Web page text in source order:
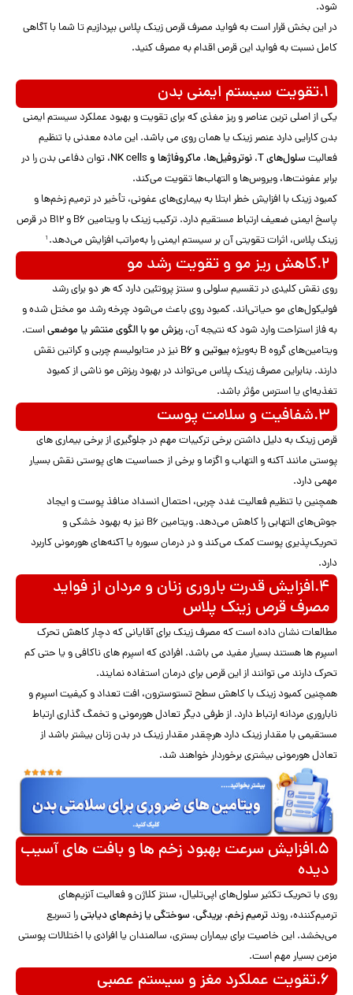
شود.
در این بخش قرار است به فواید مصرف قرص زینک پلاس بپردازیم تا شما با آگاهی
کامل نسبت به فواید این قرص اقدام به مصرف کنید.
۱.تقویت سیستم ایمنی بدن
یکی از اصلی ترین عناصر و ریز مغذی که برای تقویت و بهبود عملکرد سیستم ایمنی
بدن کارایی دارد عنصر زینک یا همان روی می باشد. این ماده معدنی با تنظیم
فعالیتسلول‌های T، نوتروفیل‌ها، ماکروفاژها و NK cells
، توان دفاعی بدن را در
برابر عفونت‌ها، ویروس‌ها و التهاب‌ها تقویت می‌کند.
کمبود زینک با افزایش خطر ابتلا به بیماری‌های عفونی، تأخیر در ترمیم زخم‌ها و
پاسخ ایمنی ضعیف ارتباط مستقیم دارد. ترکیب زینک با ویتامین B6 و B12 در قرص
زینک پلاس، اثرات تقویتی آن بر سیستم ایمنی را به‌مراتب افزایش می‌دهد.¹
۲.کاهش ریز مو و تقویت رشد مو
روی نقش کلیدی در تقسیم سلولی و سنتز پروتئین دارد که هر دو برای رشد
فولیکول‌های مو حیاتی‌اند. کمبود روی باعث می‌شود چرخه رشد مو مختل شده و
به فاز استراحت وارد شود که نتیجه آن، ریزش مو با الگوی منتشر یا موضعیاست.
ویتامین‌های گروه B به‌ویژه
بیوتین و B6
نیز در متابولیسم چربی و کراتین نقش
دارند. بنابراین مصرف زینک پلاس می‌تواند در بهبود ریزش مو ناشی از کمبود
تغذیه‌ای یا استرس مؤثر باشد.
۳.شفافیت و سلامت پوست
قرص زینک به دلیل داشتن برخی ترکیبات مهم در جلوگیری از برخی بیماری های
پوستی مانند آکنه و التهاب و اگزما و برخی از حساسیت های پوستی نقش بسیار
مهمی دارد.
همچنین با تنظیم فعالیت غدد چربی، احتمال انسداد منافذ پوست و ایجاد
جوش‌های التهابی را کاهش می‌دهد. ویتامین B6 نیز به بهبود خشکی و
تحریک‌پذیری پوست کمک می‌کند و در درمان سبوره یا آکنه‌های هورمونی کاربرد
دارد.
۴.افزایش قدرت باروری زنان و مردان از فواید
مصرف قرص زینک پلاس
مطالعات نشان داده است که مصرف زینک برای آقایانی که دچار کاهش تحرک
اسپرم ها هستند بسیار مفید می باشد. افرادی که اسپرم های ناکافی و یا حتی کم
تحرک دارند می توانند از این قرص برای درمان استفاده نمایند.
همچنین کمبود زینک با کاهش سطح تستوسترون، افت تعداد و کیفیت اسپرم و
ناباروری مردانه ارتباط دارد. از طرفی دیگر تعادل هورمونی و تخمگ گذاری ارتباط
مستقیمی با مقدار زینک دارد هرچقدر مقدار زینک در بدن زنان بیشتر باشد از
تعادل هورمونی بیشتری برخوردار خواهند شد.
۵.افزایش سرعت بهبود زخم ها و بافت های آسیب
دیده
روی با تحریک تکثیر سلول‌های اپی‌تلیال، سنتز کلاژن و فعالیت آنزیم‌های
ترمیم‌کننده، روند ترمیم زخم، بریدگی، سوختگی یا زخم‌های دیابتیرا تسریع
می‌بخشد. این خاصیت برای بیماران بستری، سالمندان یا افرادی با اختلالات پوستی
مزمن بسیار مهم است.
۶.تقویت عملکرد مغز و سیستم عصبی